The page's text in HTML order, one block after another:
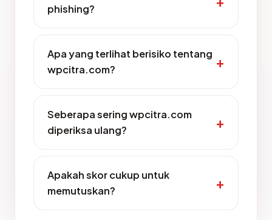
phishing?
Apa yang terlihat berisiko tentang
wpcitra.com?
Seberapa sering wpcitra.com
diperiksa ulang?
Apakah skor cukup untuk
memutuskan?